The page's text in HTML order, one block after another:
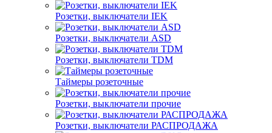
Розетки, выключатели IEK
Розетки, выключатели ASD
Розетки, выключатели TDM
Таймеры розеточные
Розетки, выключатели прочие
Розетки, выключатели РАСПРОДАЖА